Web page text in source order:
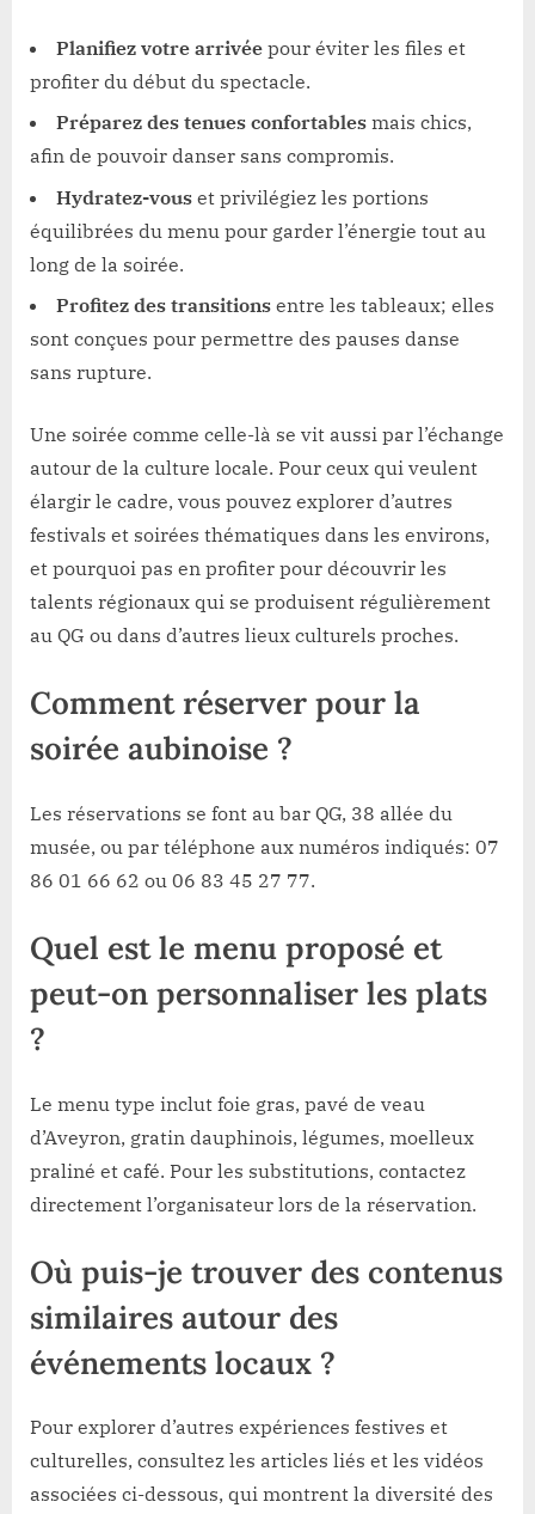
Planifiez votre arrivée pour éviter les files et
profiter du début du spectacle.
Préparez des tenues confortables mais chics,
afin de pouvoir danser sans compromis.
Hydratez-vous et privilégiez les portions
équilibrées du menu pour garder l’énergie tout au
long de la soirée.
Profitez des transitions entre les tableaux; elles
sont conçues pour permettre des pauses danse
sans rupture.
Une soirée comme celle-là se vit aussi par l’échange
autour de la culture locale. Pour ceux qui veulent
élargir le cadre, vous pouvez explorer d’autres
festivals et soirées thématiques dans les environs,
et pourquoi pas en profiter pour découvrir les
talents régionaux qui se produisent régulièrement
au QG ou dans d’autres lieux culturels proches.
Comment réserver pour la
soirée aubinoise ?
Les réservations se font au bar QG, 38 allée du
musée, ou par téléphone aux numéros indiqués: 07
86 01 66 62 ou 06 83 45 27 77.
Quel est le menu proposé et
peut-on personnaliser les plats
?
Le menu type inclut foie gras, pavé de veau
d’Aveyron, gratin dauphinois, légumes, moelleux
praliné et café. Pour les substitutions, contactez
directement l’organisateur lors de la réservation.
Où puis-je trouver des contenus
similaires autour des
événements locaux ?
Pour explorer d’autres expériences festives et
culturelles, consultez les articles liés et les vidéos
associées ci-dessous, qui montrent la diversité des